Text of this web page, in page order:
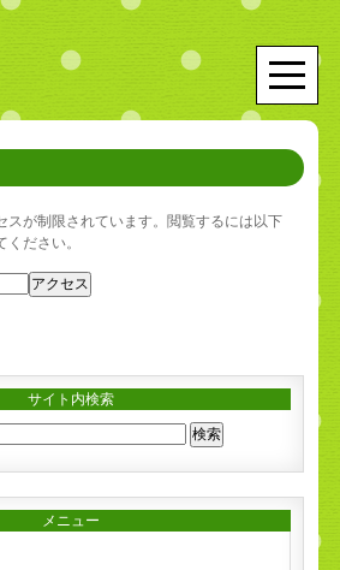
スが制限されています。閲覧するには以下
ださい。
サイト内検索
メニュー